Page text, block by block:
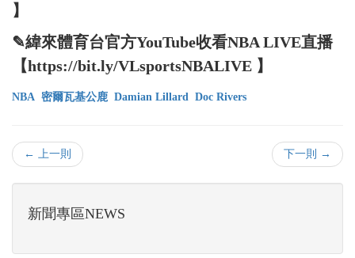
】
✎緯來體育台官方YouTube收看NBA LIVE直播
【https://bit.ly/VLsportsNBALIVE 】
NBA 密爾瓦基公鹿 Damian Lillard Doc Rivers
← 上一則 下一則 →
新聞專區NEWS